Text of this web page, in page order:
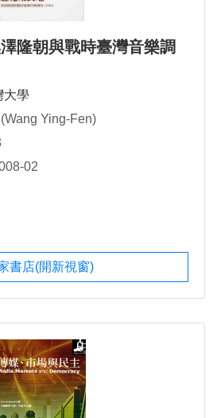
隆朝與戰時臺灣音樂調
大學
Ying-Fen)
02
書店(開新視窗)